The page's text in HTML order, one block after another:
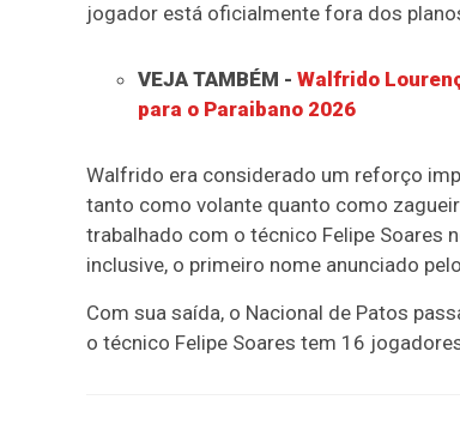
jogador está oficialmente fora dos
VEJA TAMBÉM - Walfrido
para o Paraibano 2026
Walfrido era considerado um reforço
tanto como volante quanto como
trabalhado com o técnico Felipe Soares
inclusive, o primeiro nome anunciado
Com sua saída, o Nacional de Patos
o técnico Felipe Soares tem 16